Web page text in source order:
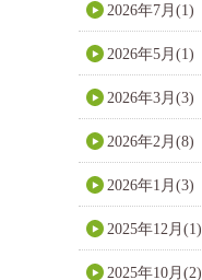
2026年7月(1)
2026年5月(1)
2026年3月(3)
2026年2月(8)
2026年1月(3)
2025年12月(1)
2025年10月(2)